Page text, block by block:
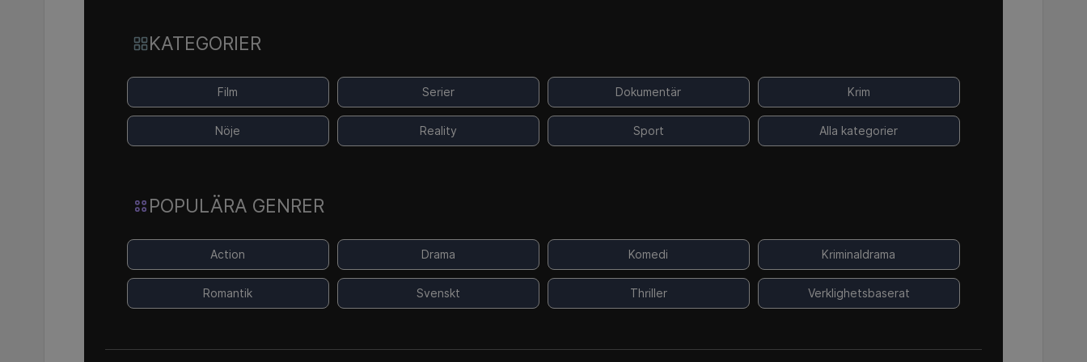
KATEGORIER
Film Serier Dokumentär Krim
Nöje Reality Sport Alla kategorier
POPULÄRA GENRER
Action Drama Komedi Kriminaldrama
Romantik Svenskt Thriller Verklighetsbaserat